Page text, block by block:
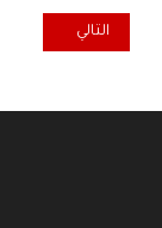
في العمل الفني الحديث؟
المقال التالي:
التالي